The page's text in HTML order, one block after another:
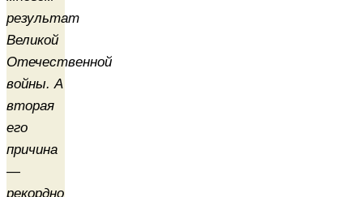
результат
Великой
Отечественной
войны. А
вторая
его
причина
—
рекордно